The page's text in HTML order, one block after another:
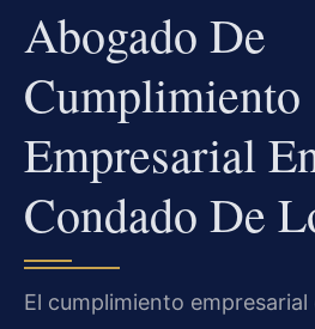
Abogado De
Cumplimiento
Empresarial
Condado De
El cumplimiento